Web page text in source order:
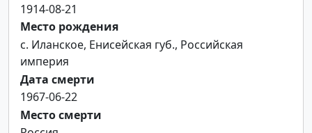
1914-08-21
Место рождения
с. Иланское, Енисейская губ., Российская
империя
Дата смерти
1967-06-22
Место смерти